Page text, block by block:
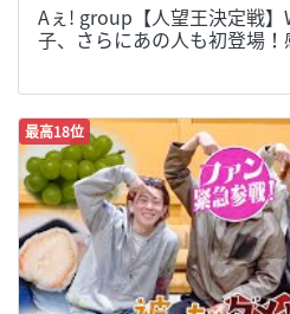
Aぇ! group【人望王決定戦】
子、さらにあの人も初登場
最高18位